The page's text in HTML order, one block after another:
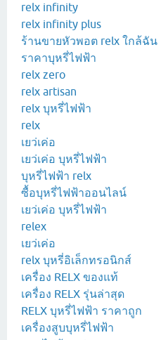
relx infinity
relx infinity plus
ร้านขายหัวพอต relx ใกล้ฉัน
ราคาบุหรี่ไฟฟ้า
relx zero
relx artisan
relx บุหรี่ไฟฟ้า
relx
เยว่เค่อ
เยว่เค่อ บุหรี่ไฟฟ้า
บุหรี่ไฟฟ้า relx
ซื้อบุหรี่ไฟฟ้าออนไลน์
เยว่เค่อ บุหรี่ไฟฟ้า
relex
เยว่เค่อ
relx บุหรี่อิเล็กทรอนิกส์
เครื่อง RELX ของแท้
เครื่อง RELX รุ่นล่าสุด
RELX บุหรี่ไฟฟ้า ราคาถูก
เครื่องสูบบุหรี่ไฟฟ้า